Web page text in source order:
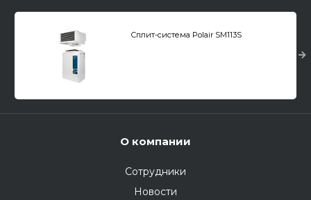
Сплит-система Polair SM113S
О компании
Сотрудники
Новости